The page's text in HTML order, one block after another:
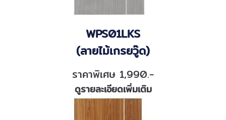
WPS01LKS
(ลายไม้เกรยวู๊ด)
ราคาพิเศษ 1,990.-
ดูรายละเอียดเพิ่มเติม